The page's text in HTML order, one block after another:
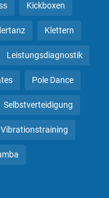
Kickboxen
Klettern
Leistungsdiagnostik
Pole Dance
Selbstverteidigung
Vibrationstraining